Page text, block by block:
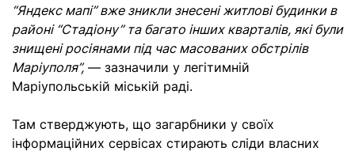
“Яндекс мапі” вже зникли знесені житлові будинки в
районі “Стадіону” та багато інших кварталів, які були
знищені росіянами під час масованих обстрілів
Маріуполя”, — зазначили у легітимній
Маріупольській міській раді.
Там стверджують, що загарбники у своїх
інформаційних сервісах стирають сліди власних